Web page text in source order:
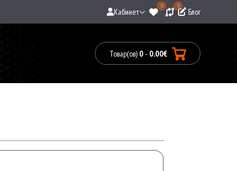
Кабинет
0 0
Блог
Товар(ов) 0- 0.00€
Товары: